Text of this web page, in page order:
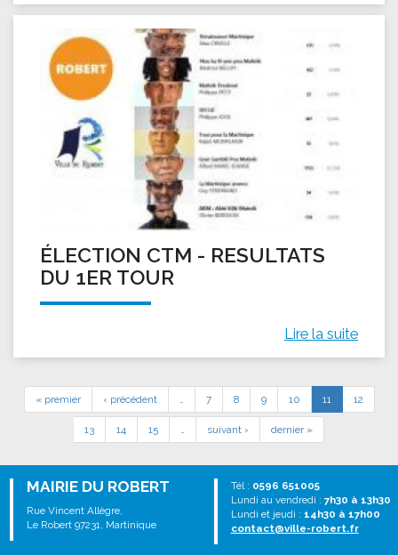
ÉLECTION CTM - RESULTATS
DU 1ER TOUR
Lire la suite
« premier ‹ précédent … 7 8 9 10 11 12
13 14 15 … suivant › dernier »
MAIRIE DU ROBERT
Rue Vincent Allègre,
Le Robert 97231, Martinique
Tél : 0596 651005
Lundi au vendredi : 7h30 à 13h30
Lundi et jeudi : 14h30 à 17h00
contact@ville-robert.fr